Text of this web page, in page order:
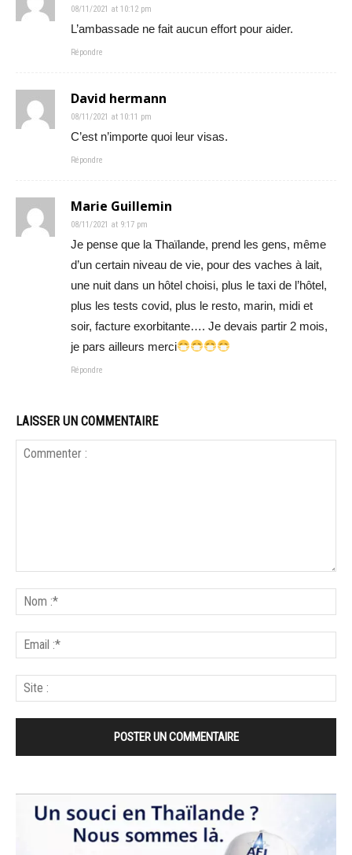
08/11/2021 at 10:12 pm
L’ambassade ne fait aucun effort pour aider.
Répondre
David hermann
08/11/2021 at 10:11 pm
C’est n’importe quoi leur visas.
Répondre
Marie Guillemin
08/11/2021 at 9:17 pm
Je pense que la Thaïlande, prend les gens, même
d’un certain niveau de vie, pour des vaches à lait,
une nuit dans un hôtel choisi, plus le taxi de l’hôtel,
plus les tests covid, plus le resto, marin, midi et
soir, facture exorbitante…. Je devais partir 2 mois,
je pars ailleurs merci
Répondre
LAISSER UN COMMENTAIRE